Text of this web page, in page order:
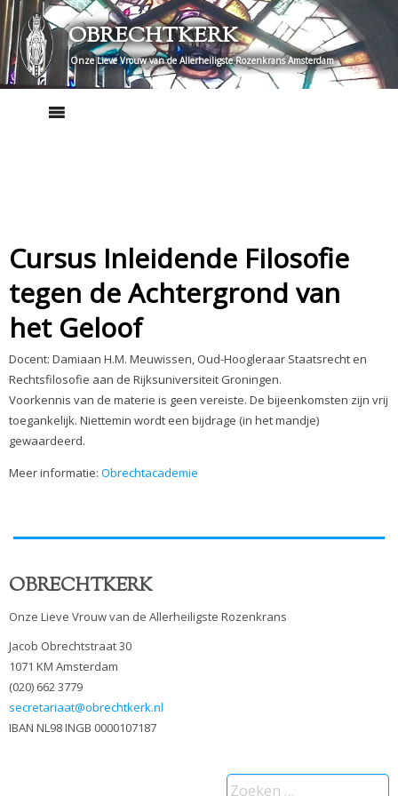
Skip
to
content
OBRECHTKERK
Onze Lieve Vrouw van de Allerheiligste Rozenkrans Amsterdam
Cursus Inleidende Filosofie
tegen de Achtergrond van
het Geloof
Docent: Damiaan H.M. Meuwissen, Oud-Hoogleraar Staatsrecht en
Rechtsfilosofie aan de Rijksuniversiteit Groningen.
Voorkennis van de materie is geen vereiste. De bijeenkomsten zijn vrij
toegankelijk. Niettemin wordt een bijdrage (in het mandje)
gewaardeerd.
Meer informatie: Obrechtacademie
OBRECHTKERK
Onze Lieve Vrouw van de Allerheiligste Rozenkrans
Jacob Obrechtstraat 30
1071 KM Amsterdam
(020) 662 3779
secretariaat@obrechtkerk.nl
IBAN NL98 INGB 0000107187
Zoeken